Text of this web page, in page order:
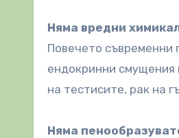
Няма вредни
Повечето съвременни
ендокринни смущения
на тестисите, рак на
Няма